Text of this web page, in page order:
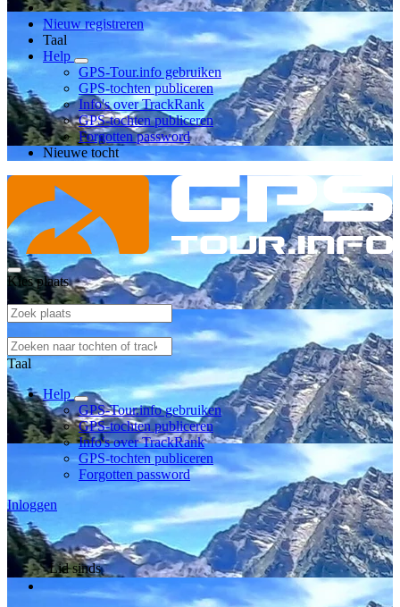
Nieuw registreren
Taal
Help
GPS-Tour.info gebruiken
GPS-tochten publiceren
Info's over TrackRank
GPS-tochten publiceren
Forgotten password
Nieuwe tocht
Kies plaats
Taal
Help
GPS-Tour.info gebruiken
GPS-tochten publiceren
Info's over TrackRank
GPS-tochten publiceren
Forgotten password
Inloggen
Lid sinds